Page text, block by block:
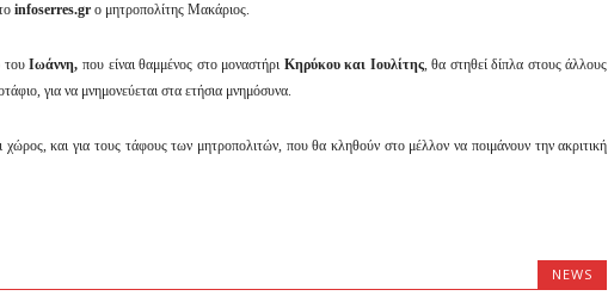
infoserres.grο μητροπολίτης Μακάριος.
τουΙωάννη, που είναι θαμμένος στο μοναστήρι Κηρύκου και Ιουλίτης, θα στηθεί δίπλα στους άλλους
για να μνημονεύεται στα ετήσια μνημόσυνα.
χώρος, και για τους τάφους των μητροπολιτών, που θα κληθούν στο μέλλον να ποιμάνουν την ακριτική
NEWS